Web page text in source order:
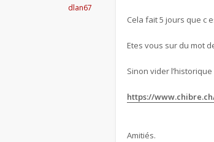
dlan67
Cela fait 5 jours que c
Etes vous sur du mot
Sinon vider
https://
Amitiés.